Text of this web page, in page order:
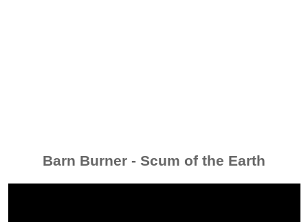
Barn Burner - Scum of the Earth